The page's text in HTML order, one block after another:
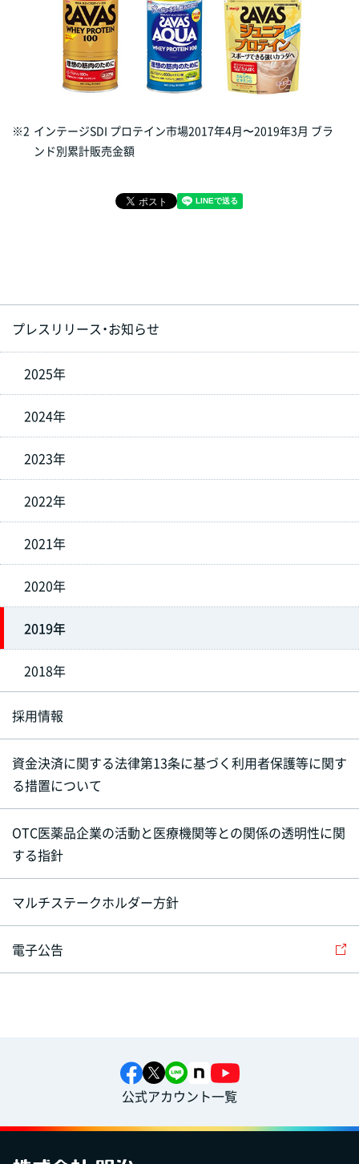
※2 インテージSDI プロテイン市場2017年4月〜2019年3月 ブラ
ンド別累計販売金額
プレスリリース・お知らせ
2025年
2024年
2023年
2022年
2021年
2020年
2019年
2018年
採用情報
資金決済に関する法律第13条に基づく利用者保護等に関す
る措置について
OTC医薬品企業の活動と医療機関等との関係の透明性に関
する指針
マルチステークホルダー方針
電子公告
公式アカウント一覧